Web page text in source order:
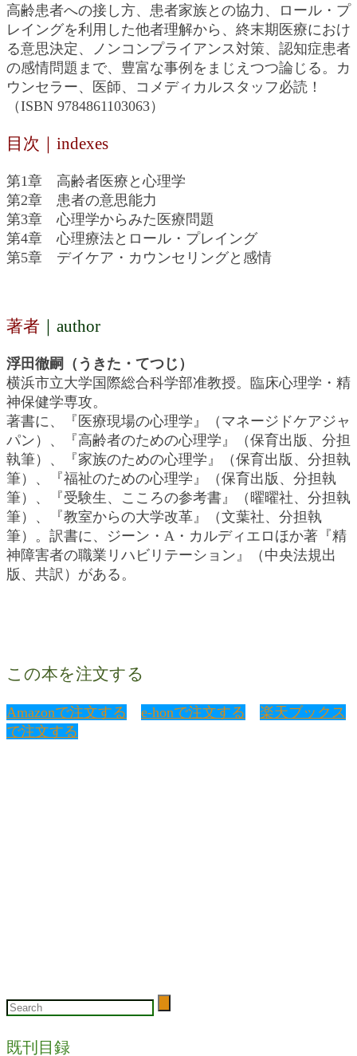
高齢患者への接し方、患者家族との協力、ロール・プ
レイングを利用した他者理解から、終末期医療におけ
る意思決定、ノンコンプライアンス対策、認知症患者
の感情問題まで、豊富な事例をまじえつつ論じる。カ
ウンセラー、医師、コメディカルスタッフ必読！
（ISBN 9784861103063）
目次｜indexes
第1章 高齢者医療と心理学
第2章 患者の意思能力
第3章 心理学からみた医療問題
第4章 心理療法とロール・プレイング
第5章 デイケア・カウンセリングと感情
著者 ｜author
浮田徹嗣（うきた・てつじ）
横浜市立大学国際総合科学部准教授。臨床心理学・精
神保健学専攻。
著書に、『医療現場の心理学』（マネージドケアジャ
パン）、『高齢者のための心理学』（保育出版、分担
執筆）、『家族のための心理学』（保育出版、分担執
筆）、『福祉のための心理学』（保育出版、分担執
筆）、『受験生、こころの参考書』（曜曜社、分担執
筆）、『教室からの大学改革』（文葉社、分担執
筆）。訳書に、ジーン・A・カルディエロほか著『精
神障害者の職業リハビリテーション』（中央法規出
版、共訳）がある。
この本を注文する
Amazonで注文する e-honで注文する
楽天ブックス
で注文する
既刊目録